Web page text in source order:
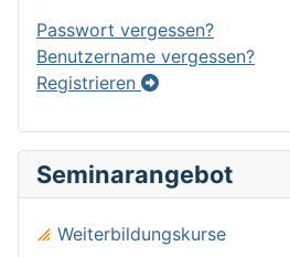
Passwort vergessen?
Benutzername vergessen?
Registrieren
Seminarangebot
Weiterbildungskurse